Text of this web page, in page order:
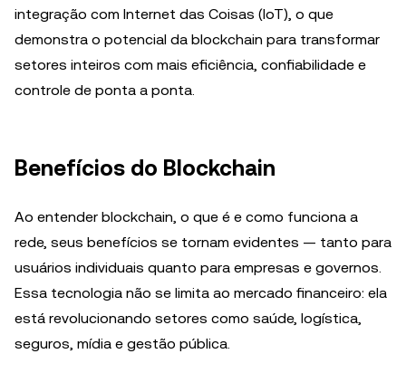
integração com Internet das Coisas (IoT), o que
demonstra o potencial da blockchain para transformar
setores inteiros com mais eficiência, confiabilidade e
controle de ponta a ponta.
Benefícios do Blockchain
Ao entender blockchain, o que é e como funciona a
rede, seus benefícios se tornam evidentes — tanto para
usuários individuais quanto para empresas e governos.
Essa tecnologia não se limita ao mercado financeiro: ela
está revolucionando setores como saúde, logística,
seguros, mídia e gestão pública.